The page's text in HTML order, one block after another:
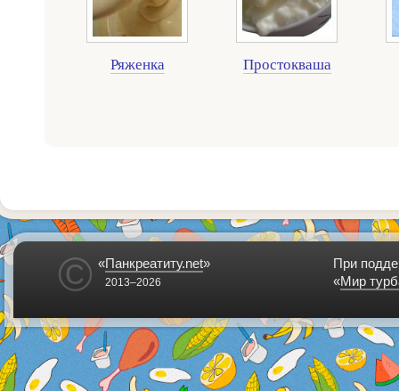
Ряженка Простокваша
© «Панкреатиту.net»
2013–2026
При
«Мир